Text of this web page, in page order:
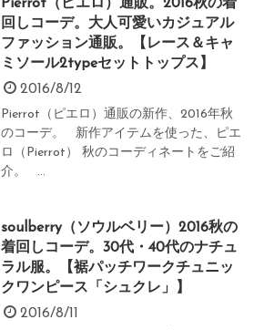
Pierrot（ピエロ）通販。2016秋の着
回しコーデ。大人可愛いカジュアル
ファッション通販。【レース＆キャ
ミソール2typeセットトップス】
2016/8/12
Pierrot（ピエロ）通販の新作、2016年秋
のコーデ。 新作アイテムを使った、ピエ
ロ（Pierrot） 秋のコーディネートをご紹
介。 ...
soulberry（ソウルベリー）2016秋の
着回しコーデ。30代・40代のナチュ
ラル服。【裾パッチワークチュニッ
クワンピース「シュクレ」】
2016/8/11